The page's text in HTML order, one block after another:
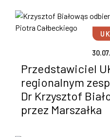
Przedstawiciel
regionalnym
Dr Krzysztof
przez Marszałka